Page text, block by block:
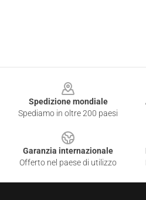
Spedizione mondiale
Spediamo in oltre 200 paesi
Garanzia internazionale
Offerto nel paese di utilizzo